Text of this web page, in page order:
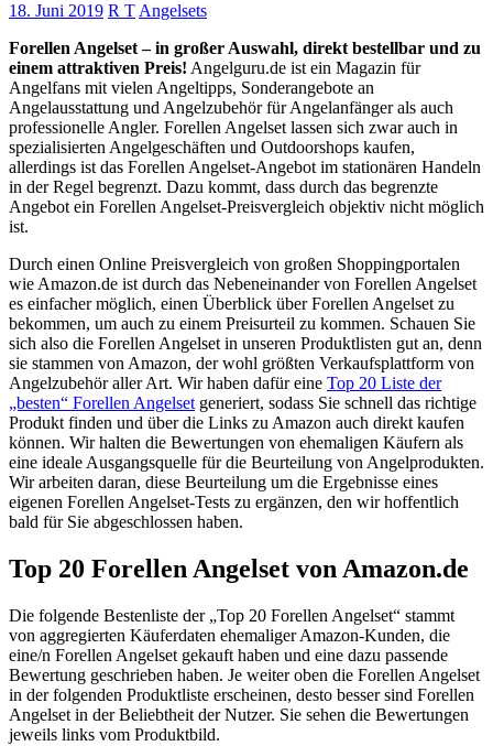
18. Juni 2019 R TAngelsets
Forellen Angelset – in großer Auswahl, direkt bestellbar und zu
einem attraktiven Preis! Angelguru.de ist ein Magazin für
Angelfans mit vielen Angeltipps, Sonderangebote an
Angelausstattung und Angelzubehör für Angelanfänger als auch
professionelle Angler. Forellen Angelset lassen sich zwar auch in
spezialisierten Angelgeschäften und Outdoorshops kaufen,
allerdings ist das Forellen Angelset-Angebot im stationären Handeln
in der Regel begrenzt. Dazu kommt, dass durch das begrenzte
Angebot ein Forellen Angelset-Preisvergleich objektiv nicht möglich
ist.
Durch einen Online Preisvergleich von großen Shoppingportalen
wie Amazon.de ist durch das Nebeneinander von Forellen Angelset
es einfacher möglich, einen Überblick über Forellen Angelset zu
bekommen, um auch zu einem Preisurteil zu kommen. Schauen Sie
sich also die Forellen Angelset in unseren Produktlisten gut an, denn
sie stammen von Amazon, der wohl größten Verkaufsplattform von
Angelzubehör aller Art. Wir haben dafür eine Top 20 Liste der
„besten“ Forellen Angelsetgeneriert, sodass Sie schnell das richtige
Produkt finden und über die Links zu Amazon auch direkt kaufen
können. Wir halten die Bewertungen von ehemaligen Käufern als
eine ideale Ausgangsquelle für die Beurteilung von Angelprodukten.
Wir arbeiten daran, diese Beurteilung um die Ergebnisse eines
eigenen Forellen Angelset-Tests zu ergänzen, den wir hoffentlich
bald für Sie abgeschlossen haben.
Top 20 Forellen Angelset von Amazon.de
Die folgende Bestenliste der „Top 20 Forellen Angelset“ stammt
von aggregierten Käuferdaten ehemaliger Amazon-Kunden, die
eine/n Forellen Angelset gekauft haben und eine dazu passende
Bewertung geschrieben haben. Je weiter oben die Forellen Angelset
in der folgenden Produktliste erscheinen, desto besser sind Forellen
Angelset in der Beliebtheit der Nutzer. Sie sehen die Bewertungen
jeweils links vom Produktbild.